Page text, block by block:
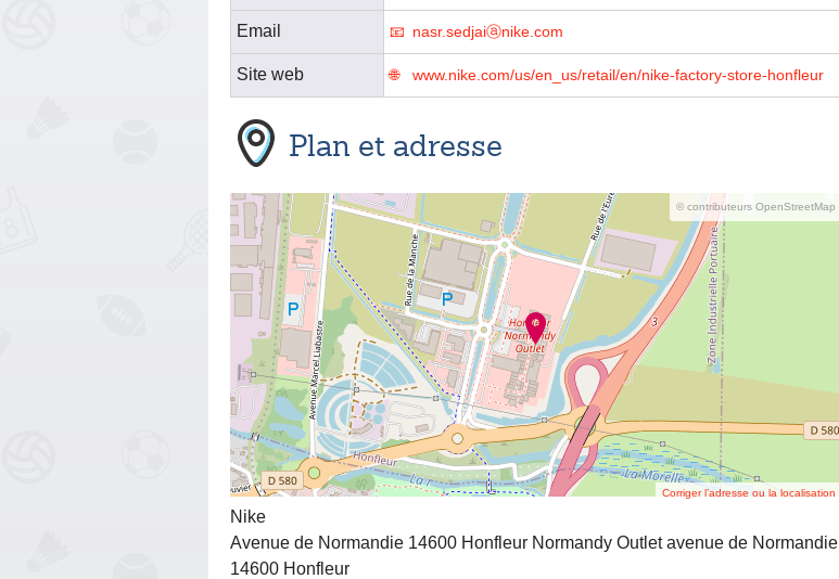
Email nasr.sedjaiⓐnike.com
Site web www.nike.com/us/en_us/retail/en/nike-factory-store-honfleur
Plan et adresse
© contributeurs OpenStreetMap
Corriger l’adresse ou la localisation
Nike
Avenue de Normandie 14600 Honfleur Normandy Outlet avenue de Normandie
14600 Honfleur